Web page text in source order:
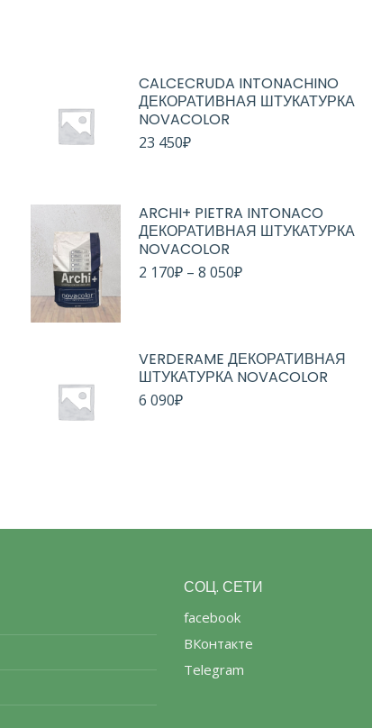
CALCECRUDA INTONACHINO
ДЕКОРАТИВНАЯ ШТУКАТУРКА
NOVACOLOR
23 450₽
ARCHI+ PIETRA INTONACO
ДЕКОРАТИВНАЯ ШТУКАТУРКА
NOVACOLOR
2 170₽ – 8 050₽
VERDERAME ДЕКОРАТИВНАЯ
ШТУКАТУРКА NOVACOLOR
6 090₽
СОЦ. СЕТИ
facebook
ВКонтакте
Telegram